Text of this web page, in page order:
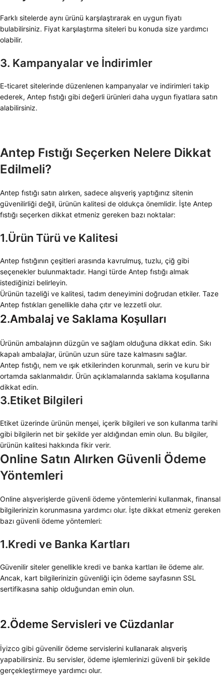
Farklı sitelerde aynı ürünü karşılaştırarak en uygun fiyatı
bulabilirsiniz. Fiyat karşılaştırma siteleri bu konuda size yardımcı
olabilir.
3. Kampanyalar ve İndirimler
E-ticaret sitelerinde düzenlenen kampanyalar ve indirimleri takip
ederek, Antep fıstığı gibi değerli ürünleri daha uygun fiyatlara satın
alabilirsiniz.
Antep Fıstığı Seçerken Nelere Dikkat
Edilmeli?
Antep fıstığı satın alırken, sadece alışveriş yaptığınız sitenin
güvenilirliği değil, ürünün kalitesi de oldukça önemlidir. İşte Antep
fıstığı seçerken dikkat etmeniz gereken bazı noktalar:
1.Ürün Türü ve Kalitesi
Antep fıstığının çeşitleri arasında kavrulmuş, tuzlu, çiğ gibi
seçenekler bulunmaktadır. Hangi türde Antep fıstığı almak
istediğinizi belirleyin.
Ürünün tazeliği ve kalitesi, tadım deneyimini doğrudan etkiler. Taze
Antep fıstıkları genellikle daha çıtır ve lezzetli olur.
2.Ambalaj ve Saklama Koşulları
Ürünün ambalajının düzgün ve sağlam olduğuna dikkat edin. Sıkı
kapalı ambalajlar, ürünün uzun süre taze kalmasını sağlar.
Antep fıstığı, nem ve ışık etkilerinden korunmalı, serin ve kuru bir
ortamda saklanmalıdır. Ürün açıklamalarında saklama koşullarına
dikkat edin.
3.Etiket Bilgileri
Etiket üzerinde ürünün menşei, içerik bilgileri ve son kullanma tarihi
gibi bilgilerin net bir şekilde yer aldığından emin olun. Bu bilgiler,
ürünün kalitesi hakkında fikir verir.
Online Satın Alırken Güvenli Ödeme
Yöntemleri
Online alışverişlerde güvenli ödeme yöntemlerini kullanmak, finansal
bilgilerinizin korunmasına yardımcı olur. İşte dikkat etmeniz gereken
bazı güvenli ödeme yöntemleri:
1.Kredi ve Banka Kartları
Güvenilir siteler genellikle kredi ve banka kartları ile ödeme alır.
Ancak, kart bilgilerinizin güvenliği için ödeme sayfasının SSL
sertifikasına sahip olduğundan emin olun.
2.Ödeme Servisleri ve Cüzdanlar
İyizco gibi güvenilir ödeme servislerini kullanarak alışveriş
yapabilirsiniz. Bu servisler, ödeme işlemlerinizi güvenli bir şekilde
gerçekleştirmeye yardımcı olur.